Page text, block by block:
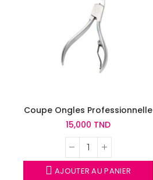
Coupe Ongles Professionnelle
15,000 TND
AJOUTER AU PANIER